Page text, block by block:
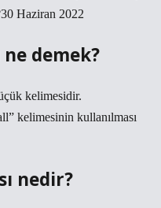
Haziran 2022
ne demek?
kelimesidir.
kelimesinin kullanılması
nedir?